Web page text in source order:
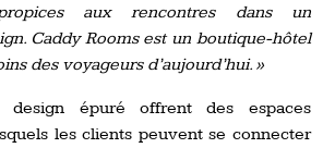
aux rencontres dans un
Caddy Rooms est un boutique-hôtel
des voyageurs d’aujourd’hui. »
design épuré offrent des espaces
les clients peuvent se connecter